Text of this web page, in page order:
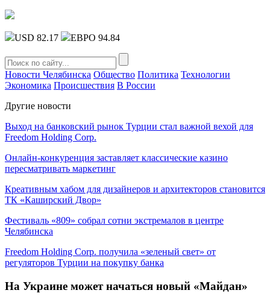
USD 82.17 ЕВРО 94.84
Новости Челябинска Общество Политика Технологии
Экономика Происшествия В России
Другие новости
Выход на банковский рынок Турции стал важной вехой для
Freedom Holding Corp.
Онлайн-конкуренция заставляет классические казино
пересматривать маркетинг
Креативным хабом для дизайнеров и архитекторов становится
ТК «Каширский Двор»
Фестиваль «809» собрал сотни экстремалов в центре
Челябинска
Freedom Holding Corp. получила «зеленый свет» от
регуляторов Турции на покупку банка
На Украине может начаться новый «Майдан»